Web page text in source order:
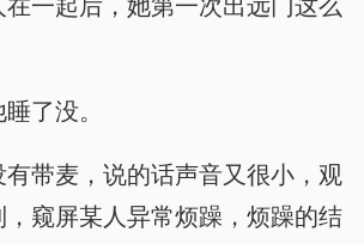
一起后，她第一次出远门这么
了没。
有带麦，说的话声音又很小，观
窥屏某人异常烦躁，烦躁的结